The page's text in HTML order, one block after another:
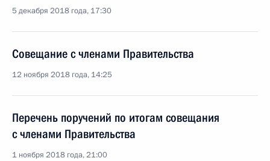
5 декабря 2018 года, 17:30
Совещание с членами Правительства
12 ноября 2018 года, 14:25
Перечень поручений по итогам совещания
с членами Правительства
1 ноября 2018 года, 21:00